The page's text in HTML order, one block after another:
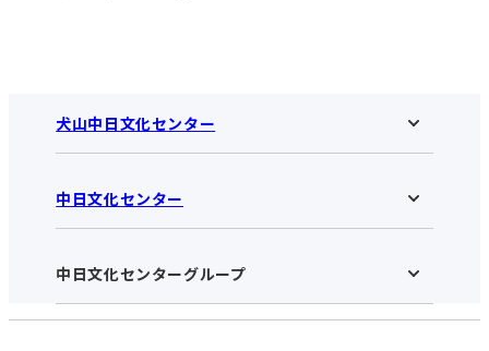
犬山中日文化センター
犬山中日文化センターHOME
お知らせ
アクセス･営業時間
お申し込みの流れ
入会と受講のご案内
中日文化センター
中日文化センターHOME
中日文化センターとは
受講規約・会員特典
中日文化センターグループ